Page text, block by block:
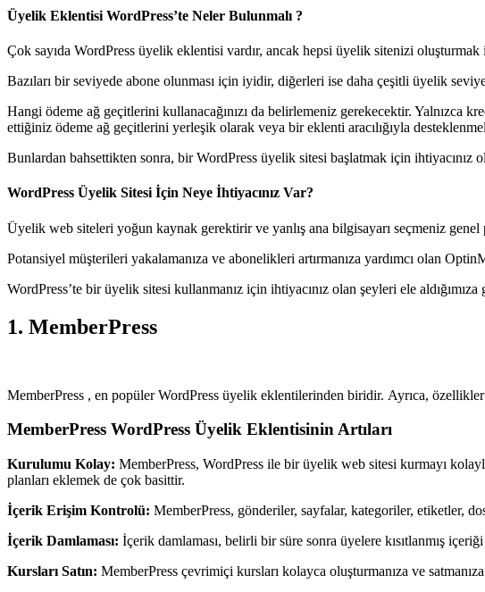
Üyelik Eklentisi WordPress’te Neler Bulunmalı ?
Çok sayıda WordPress üyelik eklentisi vardır, ancak hepsi üyelik sitenizi
Bazıları bir seviyede abone olunması için iyidir, diğerleri ise daha çeşitli üyelik
Hangi ödeme ağ geçitlerini kullanacağınızı da belirlemeniz gerekecektir. Yalnızca
ettiğiniz ödeme ağ geçitlerini yerleşik olarak veya bir eklenti aracılığıyla
Bunlardan bahsettikten sonra, bir WordPress üyelik sitesi başlatmak için ihtiyacınız
WordPress Üyelik Sitesi İçin Neye İhtiyacınız Var?
Üyelik web siteleri yoğun kaynak gerektirir ve yanlış ana bilgisayarı seçmeniz
Potansiyel müşterileri yakalamanıza ve abonelikleri artırmanıza yardımcı olan
WordPress’te bir üyelik sitesi kullanmanız için ihtiyacınız olan şeyleri ele
1. MemberPress
MemberPress , en popüler WordPress üyelik eklentilerinden biridir. Ayrıca,
MemberPress WordPress Üyelik Eklentisinin Artıları
Kurulumu Kolay: MemberPress, WordPress ile bir üyelik web sitesi kurmayı
planları eklemek de çok basittir.
İçerik Erişim Kontrolü: MemberPress, gönderiler, sayfalar, kategoriler, etiketler,
İçerik Damlaması: İçerik damlaması, belirli bir süre sonra üyelere kısıtlanmış
Kursları Satın: MemberPress çevrimiçi kursları kolayca oluşturmanıza ve